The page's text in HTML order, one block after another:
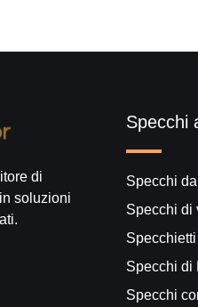
di
soluzioni
Specchi
Specchi
Specchi di
Specchi di
Specchi